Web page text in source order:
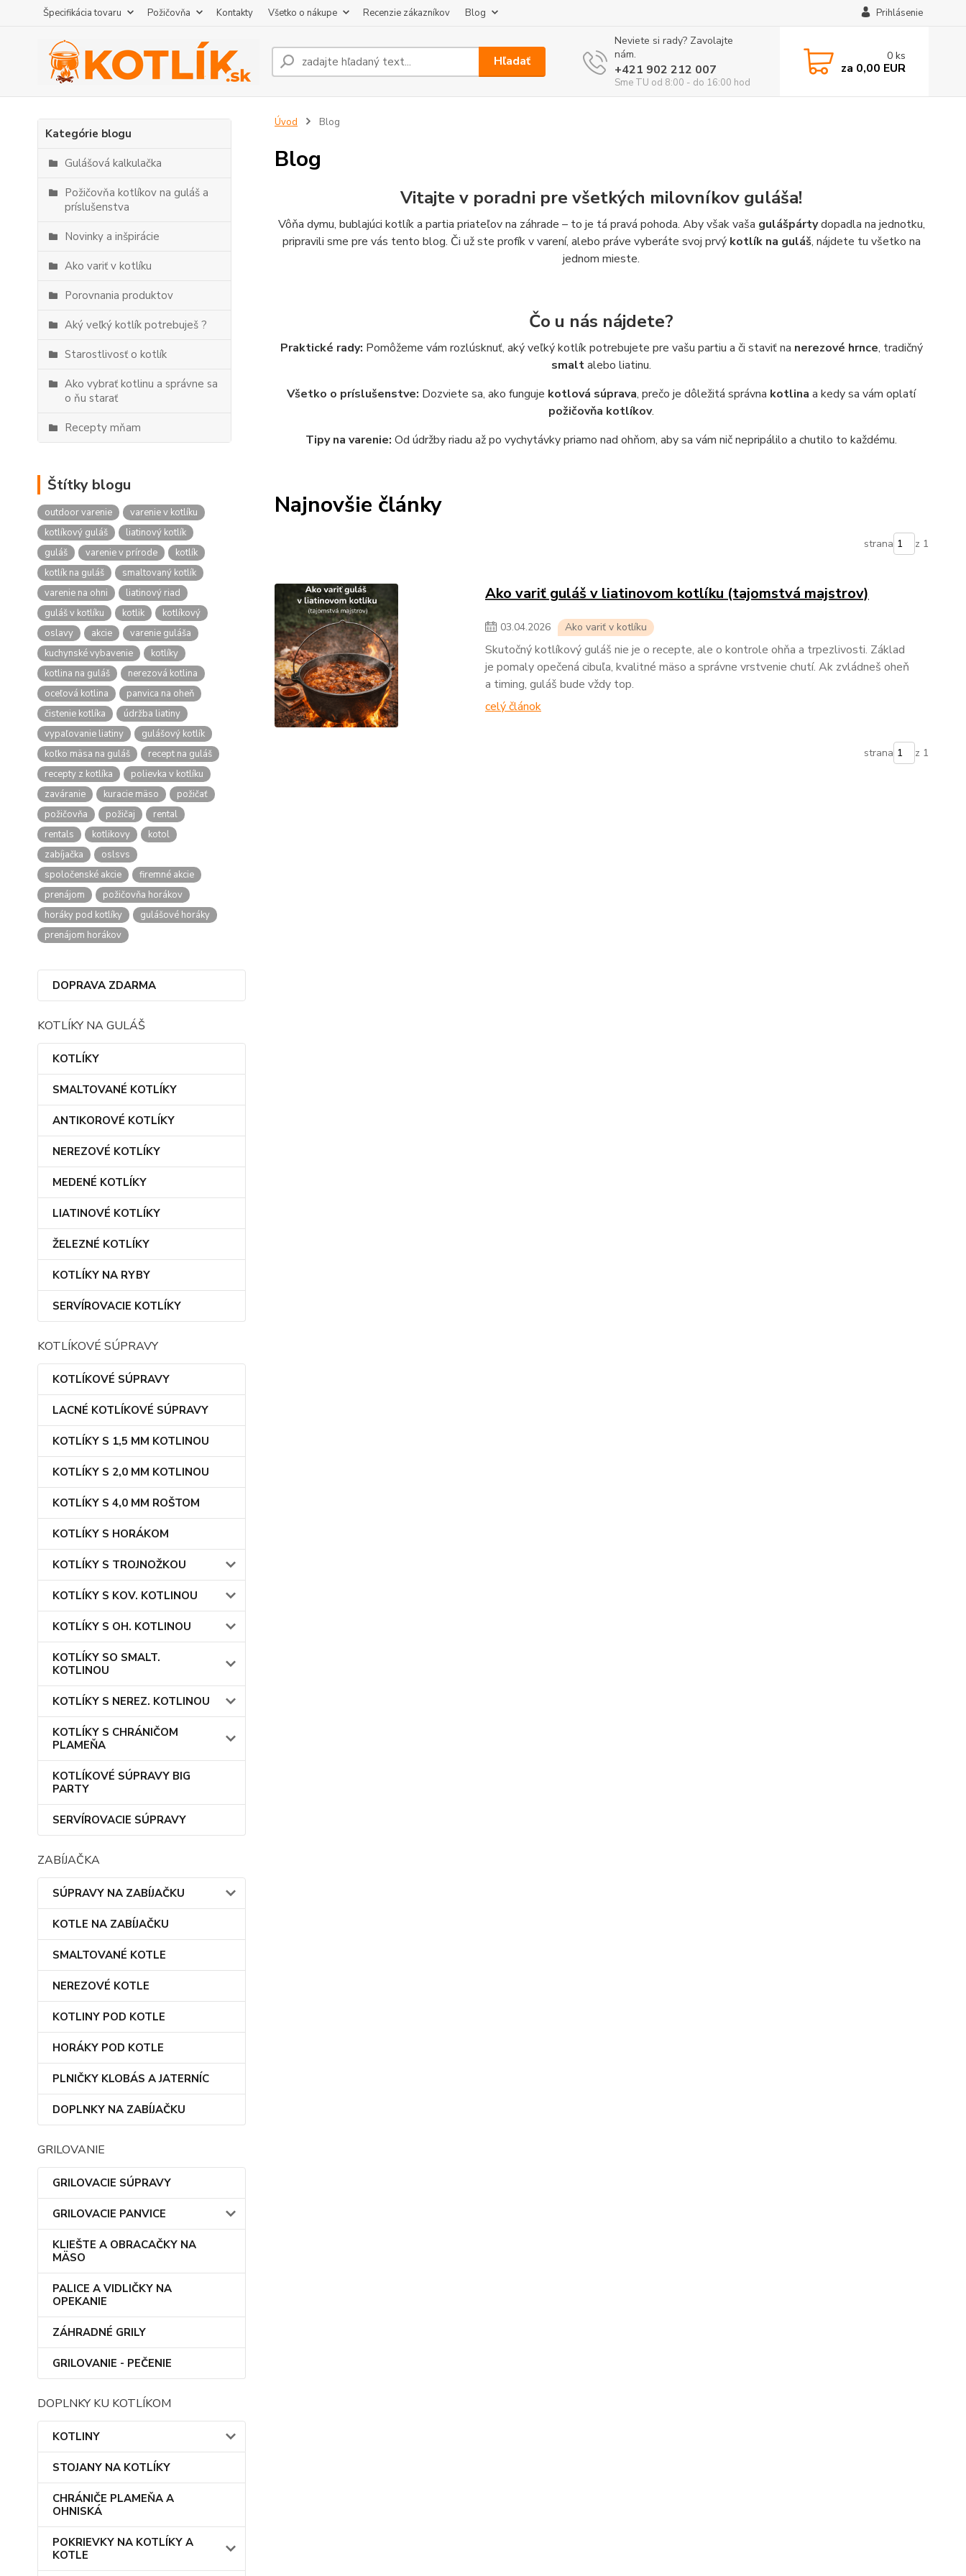
Špecifikácia tovaru Požičovňa Kontakty Všetko o nákupe Recenzie zákazníkov Blog Prihlásenie
Hľadať
Neviete si rady? Zavolajte
nám.
+421 902 212 007
Sme TU od 8:00 - do 16:00 hod
0 ks
za 0,00 EUR
Kategórie blogu
Gulášová kalkulačka
Požičovňa kotlíkov na guláš a
príslušenstva
Novinky a inšpirácie
Ako variť v kotlíku
Porovnania produktov
Aký veľký kotlík potrebuješ ?
Starostlivosť o kotlík
Ako vybrať kotlinu a správne sa
o ňu starať
Recepty mňam
Štítky blogu
outdoor varenie
varenie v kotlíku
kotlíkový guláš
liatinový kotlík
guláš
varenie v prírode
kotlík
kotlík na guláš
smaltovaný kotlík
varenie na ohni
liatinový riad
guláš v kotlíku
kotlik
kotlíkový
oslavy
akcie
varenie guláša
kuchynské vybavenie
kotlíky
kotlina na guláš
nerezová kotlina
oceľová kotlina
panvica na oheň
čistenie kotlíka
údržba liatiny
vypaľovanie liatiny
gulášový kotlík
koľko mäsa na guláš
recept na guláš
recepty z kotlíka
polievka v kotlíku
zaváranie
kuracie mäso
požičať
požičovňa
požičaj
rental
rentals
kotlikovy
kotol
zabíjačka
oslsvs
spoločenské akcie
firemné akcie
prenájom
požičovňa horákov
horáky pod kotlíky
gulášové horáky
prenájom horákov
DOPRAVA ZDARMA
KOTLÍKY NA GULÁŠ
KOTLÍKY
SMALTOVANÉ KOTLÍKY
ANTIKOROVÉ KOTLÍKY
NEREZOVÉ KOTLÍKY
MEDENÉ KOTLÍKY
LIATINOVÉ KOTLÍKY
ŽELEZNÉ KOTLÍKY
KOTLÍKY NA RYBY
SERVÍROVACIE KOTLÍKY
KOTLÍKOVÉ SÚPRAVY
KOTLÍKOVÉ SÚPRAVY
LACNÉ KOTLÍKOVÉ SÚPRAVY
KOTLÍKY S 1,5 MM KOTLINOU
KOTLÍKY S 2,0 MM KOTLINOU
KOTLÍKY S 4,0 MM ROŠTOM
KOTLÍKY S HORÁKOM
KOTLÍKY S TROJNOŽKOU
KOTLÍKY S KOV. KOTLINOU
KOTLÍKY S OH. KOTLINOU
KOTLÍKY SO SMALT.
KOTLINOU
KOTLÍKY S NEREZ. KOTLINOU
KOTLÍKY S CHRÁNIČOM
PLAMEŇA
KOTLÍKOVÉ SÚPRAVY BIG
PARTY
SERVÍROVACIE SÚPRAVY
ZABÍJAČKA
SÚPRAVY NA ZABÍJAČKU
KOTLE NA ZABÍJAČKU
SMALTOVANÉ KOTLE
NEREZOVÉ KOTLE
KOTLINY POD KOTLE
HORÁKY POD KOTLE
PLNIČKY KLOBÁS A JATERNÍC
DOPLNKY NA ZABÍJAČKU
GRILOVANIE
GRILOVACIE SÚPRAVY
GRILOVACIE PANVICE
KLIEŠTE A OBRACAČKY NA
MÄSO
PALICE A VIDLIČKY NA
OPEKANIE
ZÁHRADNÉ GRILY
GRILOVANIE - PEČENIE
DOPLNKY KU KOTLÍKOM
KOTLINY
STOJANY NA KOTLÍKY
CHRÁNIČE PLAMEŇA A
OHNISKÁ
POKRIEVKY NA KOTLÍKY A
KOTLE
Úvod Blog
Blog
Vitajte v poradni pre všetkých milovníkov guláša!
Vôňa dymu, bublajúci kotlík a partia priateľov na záhrade – to je tá pravá pohoda. Aby však vaša gulášpártydopadla na jednotku,
pripravili sme pre vás tento blog. Či už ste profík v varení, alebo práve vyberáte svoj prvý kotlík na guláš, nájdete tu všetko na
jednom mieste.
Čo u nás nájdete?
Praktické rady: Pomôžeme vám rozlúsknuť, aký veľký kotlík potrebujete pre vašu partiu a či staviť na nerezové hrnce, tradičný
smaltalebo liatinu.
Všetko o príslušenstve: Dozviete sa, ako funguje kotlová súprava, prečo je dôležitá správna kotlina a kedy sa vám oplatí
požičovňa kotlíkov.
Tipy na varenie: Od údržby riadu až po vychytávky priamo nad ohňom, aby sa vám nič nepripálilo a chutilo to každému.
Najnovšie články
strana z 1
Ako variť guláš v liatinovom kotlíku (tajomstvá majstrov)
03.04.2026 Ako variť v kotlíku
Skutočný kotlíkový guláš nie je o recepte, ale o kontrole ohňa a trpezlivosti. Základ
je pomaly opečená cibuľa, kvalitné mäso a správne vrstvenie chutí. Ak zvládneš oheň
a timing, guláš bude vždy top.
celý článok
strana z 1